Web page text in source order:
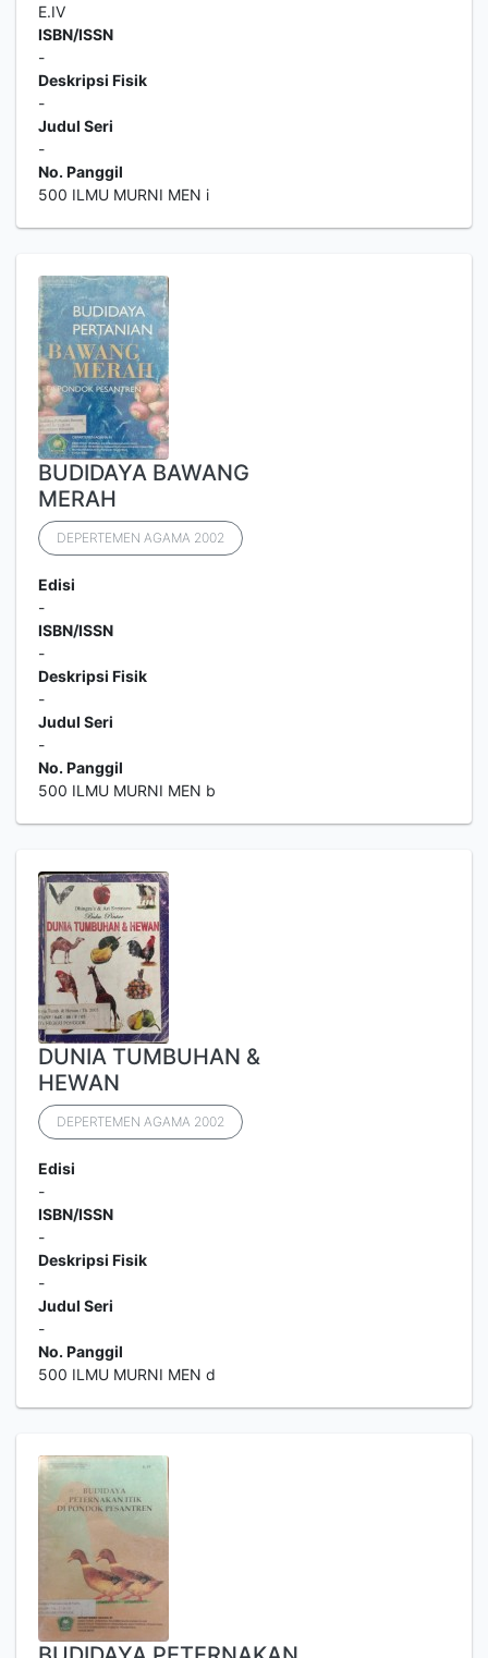
E.IV
ISBN/ISSN
-
Deskripsi Fisik
-
Judul Seri
-
No. Panggil
500 ILMU MURNI MEN i
BUDIDAYA BAWANG
MERAH
DEPERTEMEN AGAMA 2002
Edisi
-
ISBN/ISSN
-
Deskripsi Fisik
-
Judul Seri
-
No. Panggil
500 ILMU MURNI MEN b
DUNIA TUMBUHAN &
HEWAN
DEPERTEMEN AGAMA 2002
Edisi
-
ISBN/ISSN
-
Deskripsi Fisik
-
Judul Seri
-
No. Panggil
500 ILMU MURNI MEN d